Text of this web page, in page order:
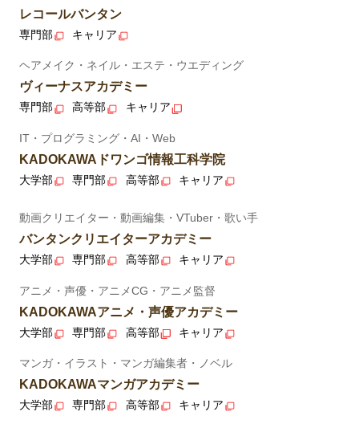
レコールバンタン
専門部 キャリア
ヘアメイク・ネイル・エステ・ウエディング
ヴィーナスアカデミー
専門部 高等部 キャリア
IT・プログラミング・AI・Web
KADOKAWAドワンゴ情報工科学院
大学部 専門部 高等部 キャリア
動画クリエイター・動画編集・VTuber・歌い手
バンタンクリエイターアカデミー
大学部 専門部 高等部 キャリア
アニメ・声優・アニメCG・アニメ監督
KADOKAWAアニメ・声優アカデミー
大学部 専門部 高等部 キャリア
マンガ・イラスト・マンガ編集者・ノベル
KADOKAWAマンガアカデミー
大学部 専門部 高等部 キャリア